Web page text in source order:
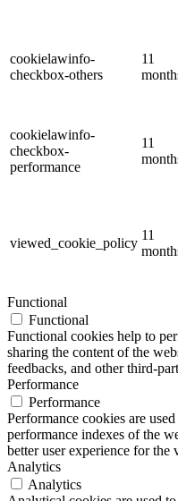
cookielawinfo-
checkbox-others
11
cookielawinfo-
checkbox-
performance
11
viewed_cookie_policy
11
Functional
Functional
Functional cookies help to
sharing the content of the
feedbacks, and other third-
Performance
Performance
Performance cookies are
performance indexes of the
better user experience for the
Analytics
Analytics